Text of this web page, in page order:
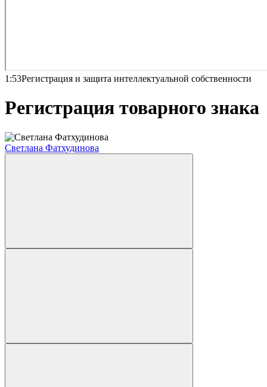
1:53Регистрация и защита интеллектуальной собственности
Регистрация товарного знака
Светлана Фатхудинова